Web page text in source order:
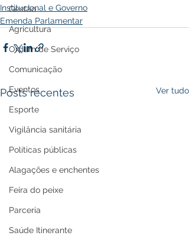
Gestão
Agricultura
Ordem de Serviço
Comunicação
Eventos
Esporte
Vigilância sanitária
Políticas públicas
Alagações e enchentes
Feira do peixe
Parceria
Saúde Itinerante
Institucional e Governo
Emenda Parlamentar
Posts recentes Ver tudo